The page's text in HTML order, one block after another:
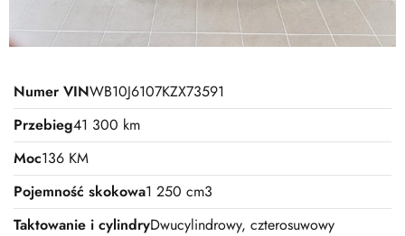
Numer VINWB10J6107KZX73591
Przebieg41 300 km
Moc136 KM
Pojemność skokowa1 250 cm3
Taktowanie i cylindryDwucylindrowy, czterosuwowy